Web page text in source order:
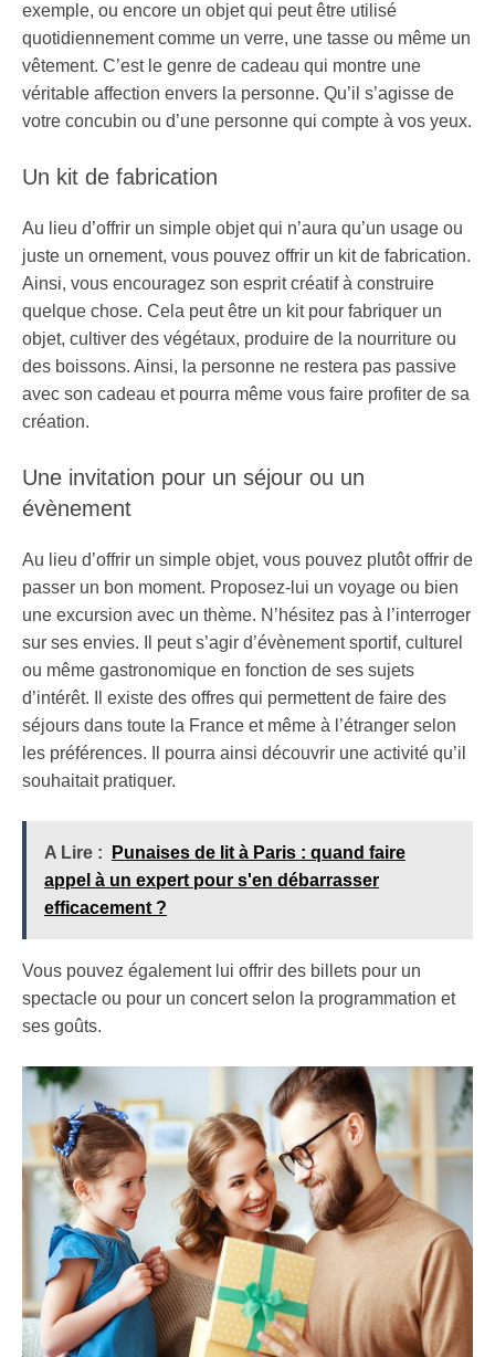
exemple, ou encore un objet qui peut être utilisé
quotidiennement comme un verre, une tasse ou même un
vêtement. C’est le genre de cadeau qui montre une
véritable affection envers la personne. Qu’il s’agisse de
votre concubin ou d’une personne qui compte à vos yeux.
Un kit de fabrication
Au lieu d’offrir un simple objet qui n’aura qu’un usage ou
juste un ornement, vous pouvez offrir un kit de fabrication.
Ainsi, vous encouragez son esprit créatif à construire
quelque chose. Cela peut être un kit pour fabriquer un
objet, cultiver des végétaux, produire de la nourriture ou
des boissons. Ainsi, la personne ne restera pas passive
avec son cadeau et pourra même vous faire profiter de sa
création.
Une invitation pour un séjour ou un
évènement
Au lieu d’offrir un simple objet, vous pouvez plutôt offrir de
passer un bon moment. Proposez-lui un voyage ou bien
une excursion avec un thème. N’hésitez pas à l’interroger
sur ses envies. Il peut s’agir d’évènement sportif, culturel
ou même gastronomique en fonction de ses sujets
d’intérêt. Il existe des offres qui permettent de faire des
séjours dans toute la France et même à l’étranger selon
les préférences. Il pourra ainsi découvrir une activité qu’il
souhaitait pratiquer.
A Lire :
Punaises de lit à Paris : quand faire
appel à un expert pour s'en débarrasser
efficacement ?
Vous pouvez également lui offrir des billets pour un
spectacle ou pour un concert selon la programmation et
ses goûts.